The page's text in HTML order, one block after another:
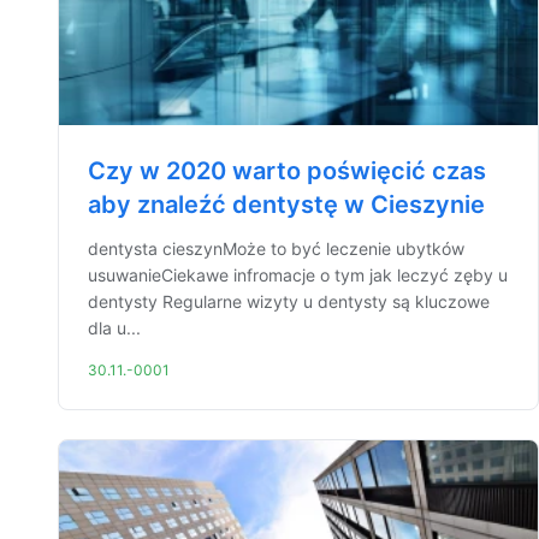
Czy w 2020 warto poświęcić czas
aby znaleźć dentystę w Cieszynie
dentysta cieszynMoże to być leczenie ubytków
usuwanieCiekawe infromacje o tym jak leczyć zęby u
dentysty Regularne wizyty u dentysty są kluczowe
dla u...
30.11.-0001